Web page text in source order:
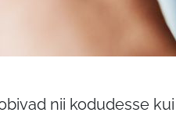
nii kodudesse